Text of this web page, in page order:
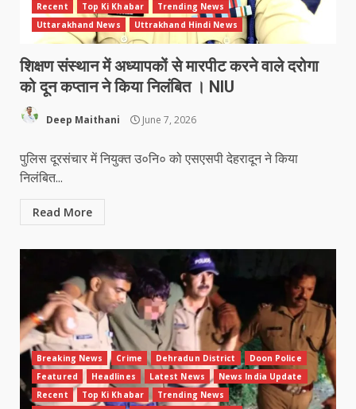
Recent
Top Ki Khabar
Trending News
Uttarakhand News
Uttrakhand Hindi News
शिक्षण संस्थान में अध्यापकों से मारपीट करने वाले दरोगा
को दून कप्तान ने किया निलंबित । NIU
Deep Maithani June 7, 2026
पुलिस दूरसंचार में नियुक्त उ०नि० को एसएसपी देहरादून ने किया
निलंबित...
Read More
Breaking News Crime Dehradun District
Doon Police
Featured
Headlines Latest News
News India Update
Recent
Top Ki Khabar
Trending News